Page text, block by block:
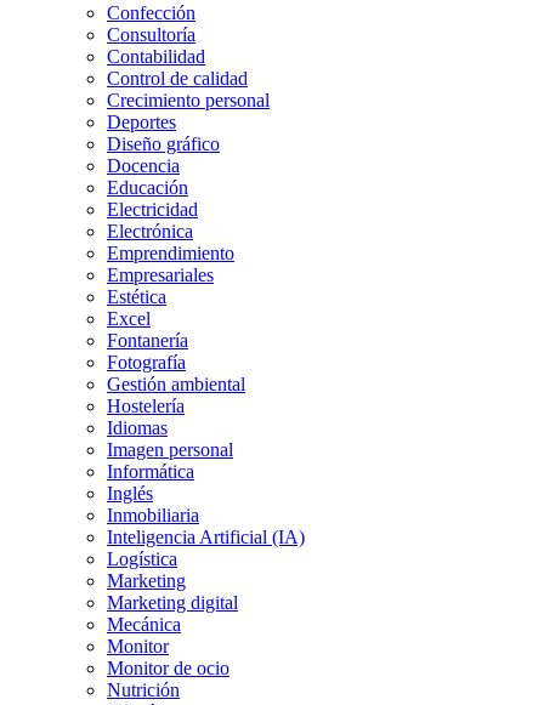
Confección
Consultoría
Contabilidad
Control de calidad
Crecimiento personal
Deportes
Diseño gráfico
Docencia
Educación
Electricidad
Electrónica
Emprendimiento
Empresariales
Estética
Excel
Fontanería
Fotografía
Gestión ambiental
Hostelería
Idiomas
Imagen personal
Informática
Inglés
Inmobiliaria
Inteligencia Artificial (IA)
Logística
Marketing
Marketing digital
Mecánica
Monitor
Monitor de ocio
Nutrición